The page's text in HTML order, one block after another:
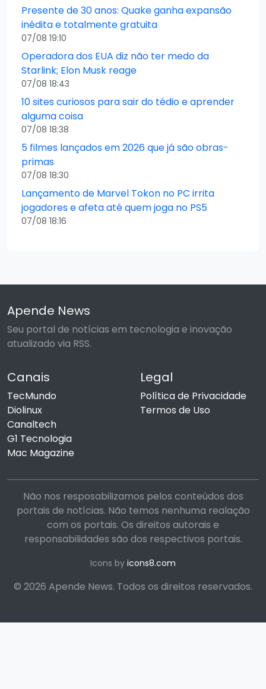
Presente de 30 anos: Quake ganha expansão
inédita e totalmente gratuita
07/08 19:10
Operadora dos EUA diz não ter medo da
Starlink; Elon Musk reage
07/08 18:43
10 sites curiosos para sair do tédio e aprender
alguma coisa
07/08 18:38
5 filmes lançados em 2026 que já são obras-
primas
07/08 18:30
Lançamento de Marvel Tokon no PC irrita
jogadores e afeta até quem joga no PS5
07/08 18:16
Apende News
Seu portal de notícias em tecnologia e inovação
atualizado via RSS.
Canais
TecMundo
Diolinux
Canaltech
G1 Tecnologia
Mac Magazine
Legal
Política de Privacidade
Termos de Uso
Não nos resposabilizamos pelos conteúdos dos
portais de notícias. Não temos nenhuma realação
com os portais. Os direitos autorais e
responsabilidades são dos respectivos portais.
Icons by icons8.com
© 2026 Apende News. Todos os direitos reservados.